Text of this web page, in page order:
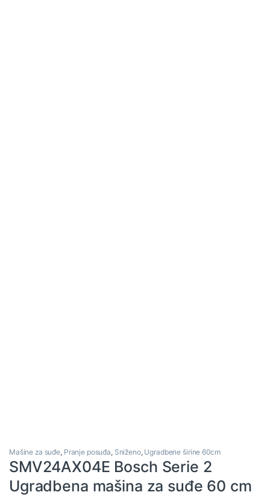
Mašine za suđe, Pranje posuđa, Sniženo, Ugradbene širine 60cm
SMV24AX04E Bosch Serie 2
Ugradbena mašina za suđe 60 cm